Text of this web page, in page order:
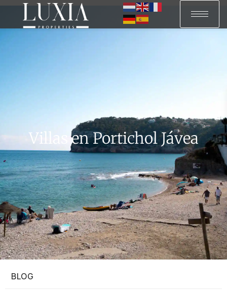
Villas en Portichol Jávea
BLOG